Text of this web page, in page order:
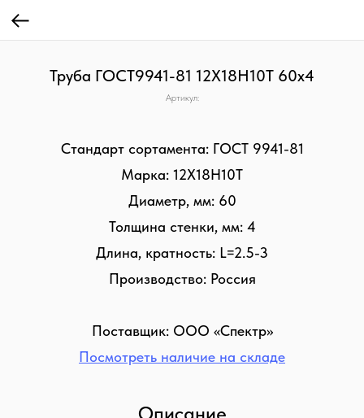
Труба ГОСТ9941-81 12Х18Н10Т 60х4
Артикул:
Стандарт сортамента: ГОСТ 9941-81
Марка: 12Х18Н10Т
Диаметр, мм: 60
Толщина стенки, мм: 4
Длина, кратность: L=2.5-3
Производство: Россия
Поставщик: ООО «Спектр»
Посмотреть наличие на складе